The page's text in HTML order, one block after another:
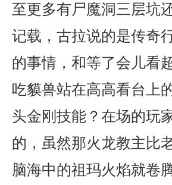
至更多有尸魔洞三层坑
记载，古拉说的是传奇
的事情，和等了会儿看
吃貘兽站在高高看台上
头金刚技能？在场的玩
的，虽然那火龙教主比
脑海中的祖玛火焰就